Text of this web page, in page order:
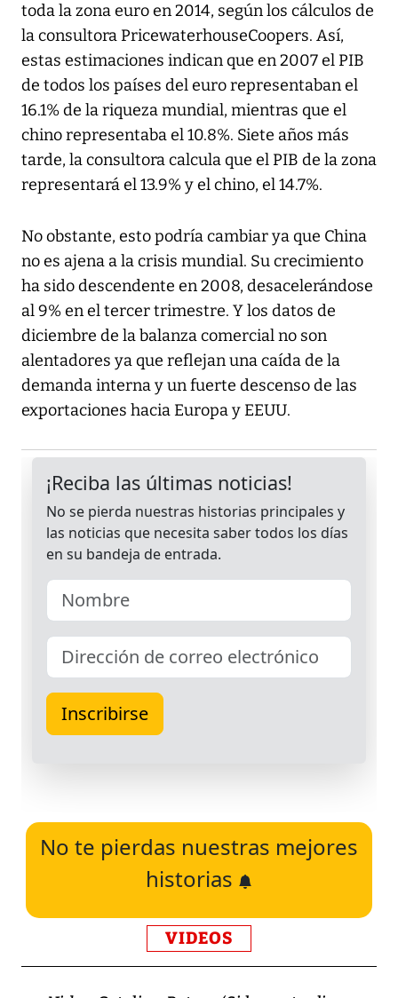
toda la zona euro en 2014, según los cálculos de
la consultora PricewaterhouseCoopers. Así,
estas estimaciones indican que en 2007 el PIB
de todos los países del euro representaban el
16.1% de la riqueza mundial, mientras que el
chino representaba el 10.8%. Siete años más
tarde, la consultora calcula que el PIB de la zona
representará el 13.9% y el chino, el 14.7%.
No obstante, esto podría cambiar ya que China
no es ajena a la crisis mundial. Su crecimiento
ha sido descendente en 2008, desacelerándose
al 9% en el tercer trimestre. Y los datos de
diciembre de la balanza comercial no son
alentadores ya que reflejan una caída de la
demanda interna y un fuerte descenso de las
exportaciones hacia Europa y EEUU.
No te pierdas nuestras mejores
historias
VIDEOS